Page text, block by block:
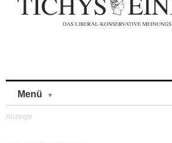
Menü